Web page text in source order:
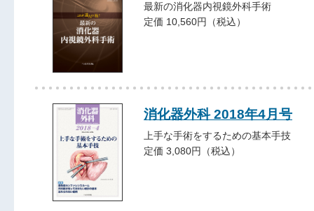
最新の消化器内視鏡外科手術
定価 10,560円（税込）
消化器外科 2018年4月号
上手な手術をするための基本手技
定価 3,080円（税込）